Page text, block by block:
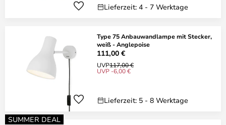
Lieferzeit: 4 - 7 Werktage
Type 75 Anbauwandlampe mit Stecker,
weiß - Anglepoise
111,00 €
UVP117,00 €
UVP -6,00 €
Lieferzeit: 5 - 8 Werktage
SUMMER DEAL